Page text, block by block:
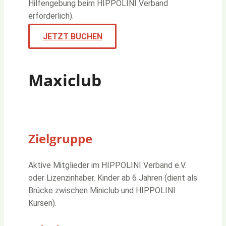
Hilfengebung beim HIPPOLINI Verband
erforderlich).
JETZT BUCHEN
Maxiclub
Zielgruppe
Aktive Mitglieder im HIPPOLINI Verband e.V.
oder Lizenzinhaber. Kinder ab 6 Jahren (dient als
Brücke zwischen Miniclub und HIPPOLINI
Kursen).